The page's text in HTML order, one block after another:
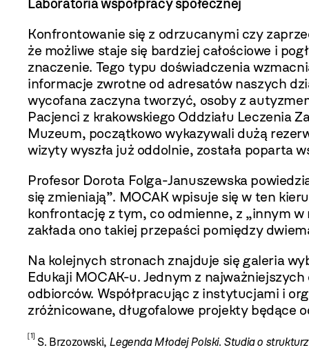
Konfrontowanie się z odrzucanymi czy
że możliwe staje się bardziej całościowe i
znaczenie. Tego typu doświadczenia
informacje zwrotne od adresatów naszych
wycofana zaczyna tworzyć, osoby z
Pacjenci z krakowskiego Oddziału Leczenia
Muzeum, początkowo wykazywali dużą
wizyty wyszła już oddolnie, została poparta
Profesor Dorota Folga-Januszewska
się zmieniają”. MOCAK wpisuje się w ten
konfrontację z tym, co odmienne, z „innym w
zakłada ono takiej przepaści pomiędzy
Na kolejnych stronach znajduje się galeria
Edukaji MOCAK-u. Jednym z
odbiorców. Współpracując z instytucjami i
zróżnicowane, długofalowe projekty będące
[1]
S. Brzozowski, Legenda Młodej Polski. Studia o